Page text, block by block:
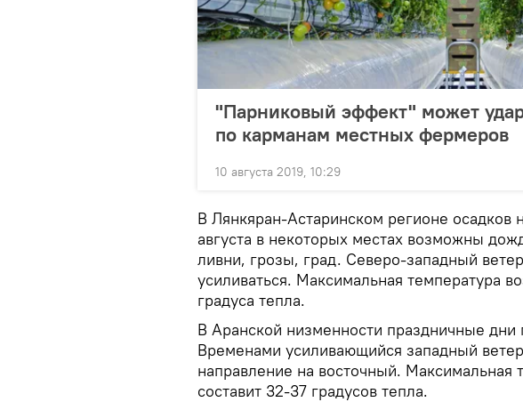
"Парниковый эффект" может
по карманам местных фермеров
10 августа 2019, 10:29
В Лянкяран-Астаринском регионе осадков
августа в некоторых местах возможны
ливни, грозы, град. Северо-западный
усиливаться. Максимальная температура
градуса тепла.
В Аранской низменности праздничные дни
Временами усиливающийся западный ветер
направление на восточный. Максимальная
составит 32-37 градусов тепла.